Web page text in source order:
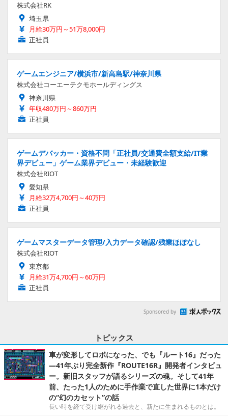
株式会社RK
埼玉県
月給30万円～51万8,000円
正社員
ゲームエンジニア/横浜市/新高島駅/神奈川県
株式会社コーエーテクモホールディングス
神奈川県
年収480万円～860万円
正社員
ゲームデバッカー・資格不問「正社員/交通費全額支給/IT業
界デビュー」ゲーム業界デビュー・未経験歓迎
株式会社RIOT
愛知県
月給32万4,700円～40万円
正社員
ゲームマスターデータ管理/入力データ確認/残業ほぼなし
株式会社RIOT
東京都
月給31万4,700円～60万円
正社員
Sponsored by
トピックス
車が変形してロボになった、でも『ルート16』だった
―41年ぶり完全新作『ROUTE16R』開発者インタビュ
ー。新旧スタッフが語るシリーズの魂。そして41年
前、たった1人のために手作業で直した世界に1本だけ
の“幻のカセット”の話
長い時を経て受け継がれる過去と、新たに生まれるものとは。